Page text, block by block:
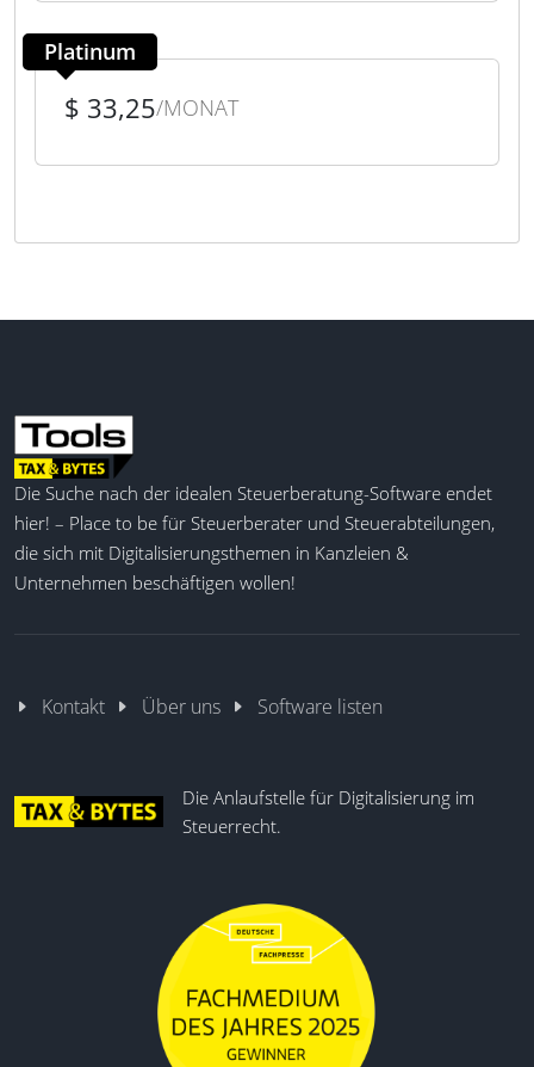
Platinum
$ 33,25/MONAT
Die Suche nach der idealen Steuerberatung-Software endet
hier! – Place to be für Steuerberater und Steuerabteilungen,
die sich mit Digitalisierungsthemen in Kanzleien &
Unternehmen beschäftigen wollen!
Kontakt Über uns Software listen
Die Anlaufstelle für Digitalisierung im
Steuerrecht.